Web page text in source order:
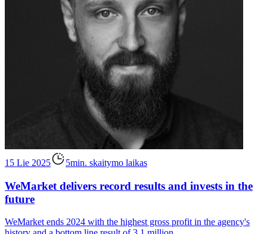
15 Lie 2025 5min. skaitymo laikas
WeMarket delivers record results and invests in the
future
WeMarket ends 2024 with the highest gross profit in the agency's